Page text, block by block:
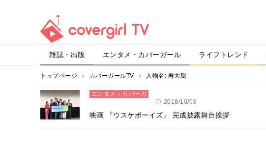
雑誌・出版 エンタメ・カバーガール ライフトレンド
トップページ カバーガールTV 人物名: 寿大聡
エンタメ・カバーガ
2018/10/03
映画 『ウスケボーイズ』 完成披露舞台挨拶